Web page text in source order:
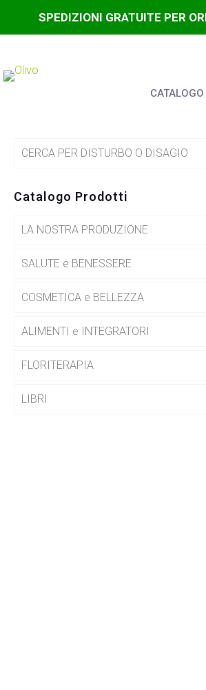
SPEDIZIONI GRATUITE PER
CATALOGO
CERCA PER DISTURBO O DISAGIO
Catalogo Prodotti
LA NOSTRA PRODUZIONE
SALUTE e BENESSERE
COSMETICA e BELLEZZA
ALIMENTI e INTEGRATORI
FLORITERAPIA
LIBRI